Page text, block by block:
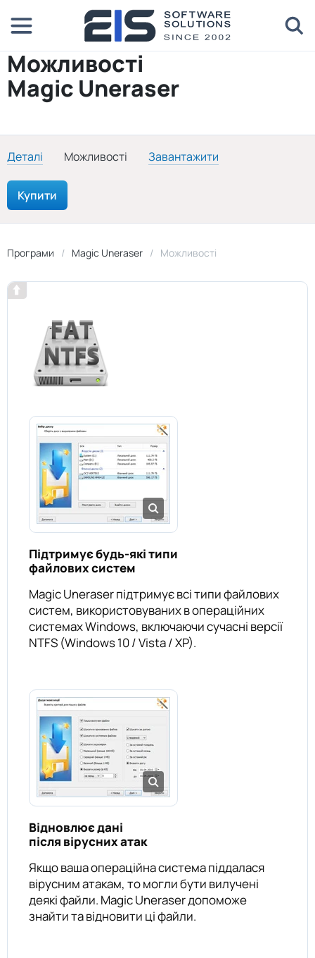
Можливості
Magic Uneraser
Деталі Можливості Завантажити
Купити
Програми Magic Uneraser Можливості
Підтримує будь-які типи
файлових систем
Magic Uneraser підтримує всі типи файлових
систем, використовуваних в операційних
системах Windows, включаючи сучасні версії
NTFS (Windows 10 / Vista / XP).
Відновлює дані
після вірусних атак
Якщо ваша операційна система піддалася
вірусним атакам, то могли бути вилучені
деякі файли. Magic Uneraser допоможе
знайти та відновити ці файли.